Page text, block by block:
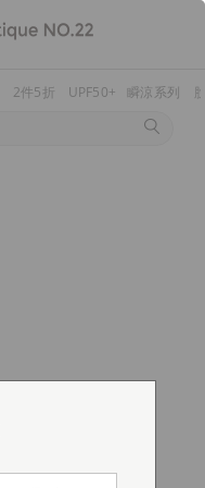
2件5折 UPF50+ 瞬涼系列